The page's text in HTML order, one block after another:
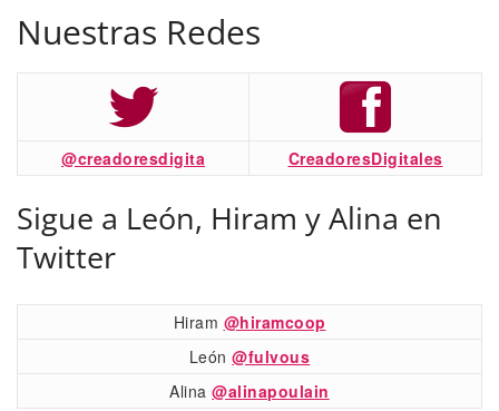
Nuestras Redes
@creadoresdigita CreadoresDigitales
Sigue a León, Hiram y Alina en
Twitter
Hiram @hiramcoop
León@fulvous
Alina@alinapoulain